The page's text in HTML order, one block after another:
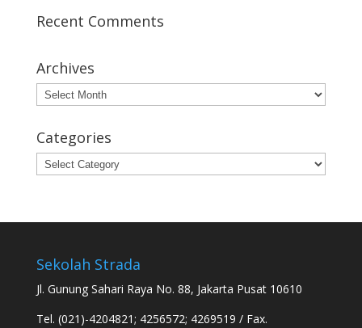
Recent Comments
Archives
Archives
Categories
Categories
Sekolah Strada
Jl. Gunung Sahari Raya No. 88, Jakarta Pusat 10610
Tel. (021)-4204821; 4256572; 4269519 / Fax.